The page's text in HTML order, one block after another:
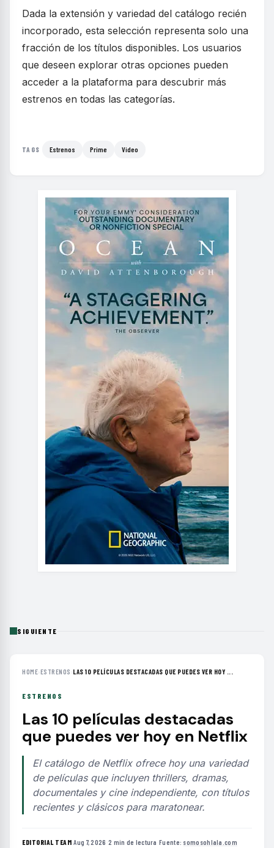
Dada la extensión y variedad del catálogo recién
incorporado, esta selección representa solo una
fracción de los títulos disponibles. Los usuarios
que deseen explorar otras opciones pueden
acceder a la plataforma para descubrir más
estrenos en todas las categorías.
TAGS Estrenos Prime Video
SIGUIENTE
HOME›ESTRENOS ›LAS 10 PELÍCULAS DESTACADAS QUE PUEDES VER HOY ...
ESTRENOS
Las 10 películas destacadas
que puedes ver hoy en Netflix
El catálogo de Netflix ofrece hoy una variedad
de películas que incluyen thrillers, dramas,
documentales y cine independiente, con títulos
recientes y clásicos para maratonear.
EDITORIAL TEAM·Aug 7, 2026 ·2 min de lectura ·Fuente: somosohlala.com